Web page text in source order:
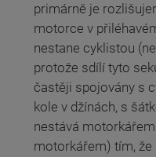
primárně je
motorce v
nestane cyklistou
protože sdílí tyto
častěji spojovány s
kole v džínách, s
nestává
motorkářem) tím,